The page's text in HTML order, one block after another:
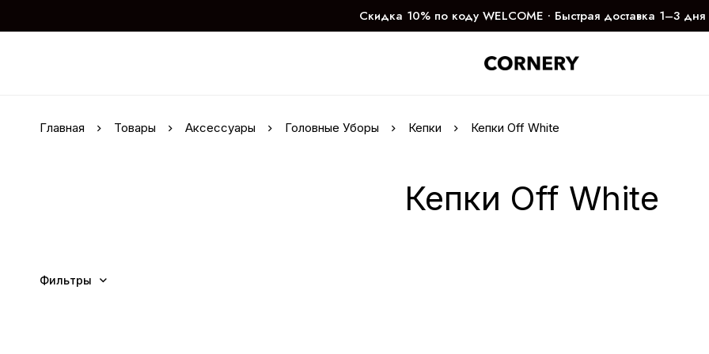
Скидка 10% по коду WELCOME ∙ Быстрая доставка 1–3 дня
Главная Товары Аксессуары Головные Уборы Кепки Кепки Off White
Кепки Off White
Фильтры